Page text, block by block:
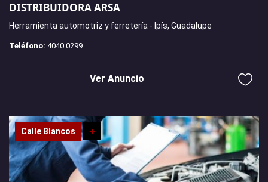
DISTRIBUIDORA ARSA
Herramienta automotriz y ferretería - Ipís, Guadalupe
Teléfono: 4040 0299
Ver Anuncio
Calle Blancos +